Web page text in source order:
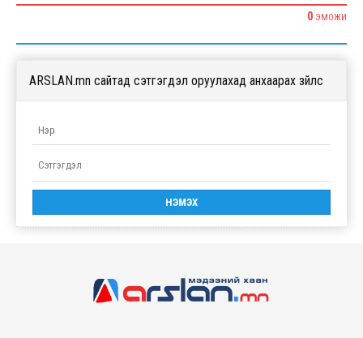
0 ЭМОЖИ
ARSLAN.mn сайтад сэтгэгдэл оруулахад анхаарах зүйлс